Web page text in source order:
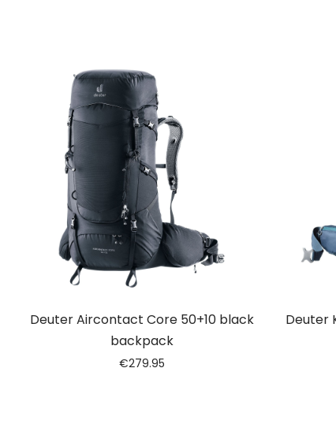
Deuter Aircontact Core 50+10 black
backpack
€279.95
Deuter